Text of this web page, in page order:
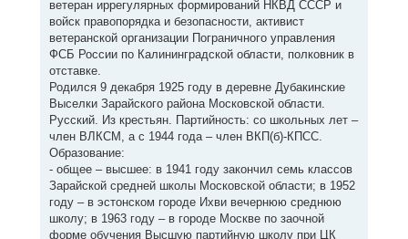
и
е
ветеран иррегулярных формирований НКВД СССР и
войск правопорядка и безопасности, активист
ветеранской организации Пограничного управления
ФСБ России по Калининградской области, полковник в
отставке.
Родился 9 декабря 1925 году в деревне Дубакинские
Выселки Зарайского района Московской области.
Русский. Из крестьян. Партийность: со школьных лет –
член ВЛКСМ, а с 1944 года – член ВКП(б)-КПСС.
Образование:
- общее – высшее: в 1941 году закончил семь классов
Зарайской средней школы Московской области; в 1952
году – в эстонском городе Ихви вечернюю среднюю
школу; в 1963 году – в городе Москве по заочной
форме обучения Высшую партийную школу при ЦК